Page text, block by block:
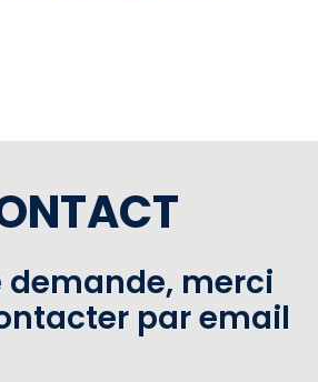
demande, merci
par email